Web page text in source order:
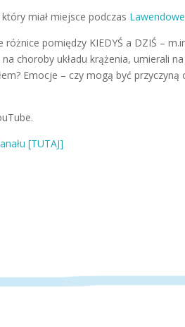
miał miejsce podczas
pomiędzy KIEDYŚ a DZIŚ –
choroby układu krążenia, umierali
Emocje – czy mogą być przyczyną
[TUTAJ]